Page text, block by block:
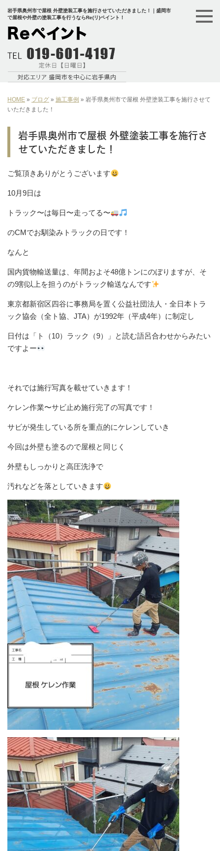
岩手県奥州市で屋根 外壁塗装工事を施行させていただきました！｜盛岡市
で屋根や外壁の塗装工事を行うならRe(リ)ペイント！
HOME » ブログ » 施工事例 » 岩手県奥州市で屋根 外壁塗装工事を施行させて
いただきました！
岩手県奥州市で屋根 外壁塗装工事を施行さ
せていただきました！
ご覧頂きありがとうございます
10月9日は
トラック〜は毎日〜走ってる〜
のCMでお馴染みトラックの日です！
なんと
国内貨物輸送量は、年間およそ48億トンにのぼりますが、そ
の9割以上を担うのがトラック輸送なんです
東京都新宿区四谷に事務局を置く公益社団法人・全日本トラ
ック協会（全ト協、JTA）が1992年（平成4年）に制定し
日付は「ト（10）ラック（9）」と読む語呂合わせからみたい
ですよー
それでは施行写真を載せていきます！
ケレン作業〜サビ止め施行完了の写真です！
サビが発生している所を重点的にケレンしていき
今回は外壁も塗るので屋根と同じく
外壁もしっかりと高圧洗浄で
汚れなどを落としていきます